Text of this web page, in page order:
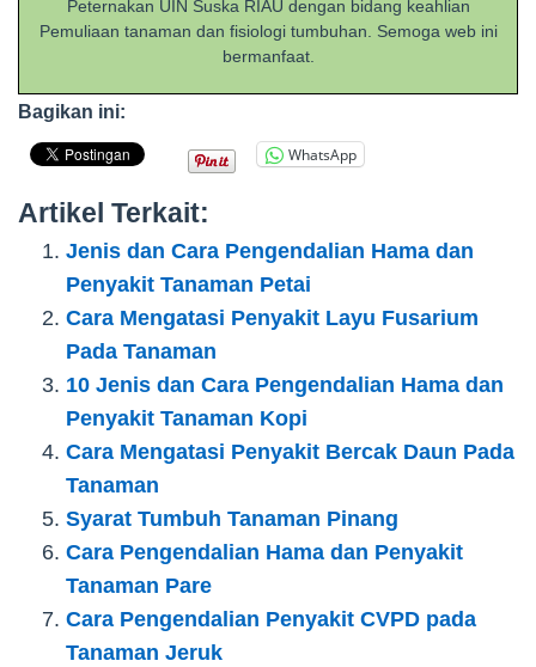
Peternakan UIN Suska RIAU dengan bidang keahlian
Pemuliaan tanaman dan fisiologi tumbuhan. Semoga web ini
bermanfaat.
Bagikan ini:
WhatsApp
Artikel Terkait:
Jenis dan Cara Pengendalian Hama dan
Penyakit Tanaman Petai
Cara Mengatasi Penyakit Layu Fusarium
Pada Tanaman
10 Jenis dan Cara Pengendalian Hama dan
Penyakit Tanaman Kopi
Cara Mengatasi Penyakit Bercak Daun Pada
Tanaman
Syarat Tumbuh Tanaman Pinang
Cara Pengendalian Hama dan Penyakit
Tanaman Pare
Cara Pengendalian Penyakit CVPD pada
Tanaman Jeruk